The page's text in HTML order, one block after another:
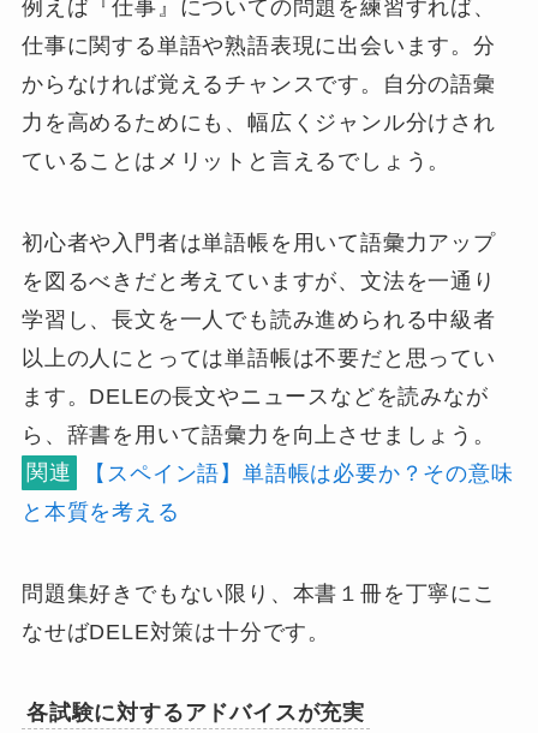
例えば『仕事』についての問題を練習すれば、
仕事に関する単語や熟語表現に出会います。分
からなければ覚えるチャンスです。
自分の語彙
力を高めるためにも、幅広くジャンル分けされ
ていることはメリットと言えるでしょう。
初心者や入門者は単語帳を用いて語彙力アップ
を図るべきだと考えていますが、文法を一通り
学習し、長文を一人でも読み進められる中級者
以上の人にとっては単語帳は不要だと思ってい
ます。DELEの長文やニュースなどを読みなが
ら、辞書を用いて語彙力を向上させましょう。
関連
【スペイン語】単語帳は必要か？その意味
と本質を考える
問題集好きでもない限り、 本書１冊を丁寧にこ
なせばDELE対策は十分です。
各試験に対するアドバイスが充実